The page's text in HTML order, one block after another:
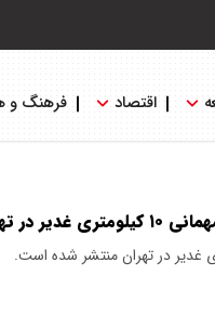
اقتصاد فرهنگ و
منتشر کرد